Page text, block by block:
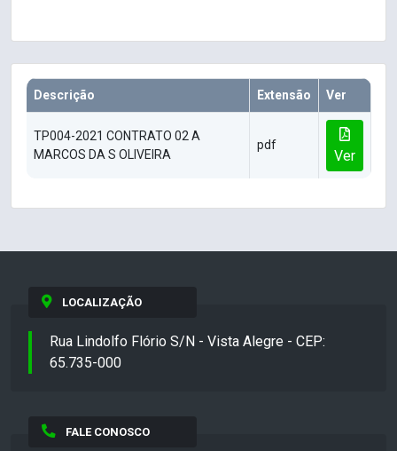
Descrição Extensão Ver
TP004-2021 CONTRATO 02 A
MARCOS DA S OLIVEIRA
pdf
Ver
LOCALIZAÇÃO
Rua Lindolfo Flório S/N - Vista Alegre - CEP:
65.735-000
FALE CONOSCO